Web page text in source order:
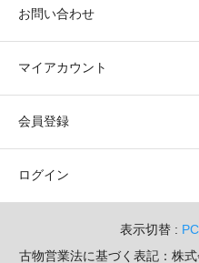
お問い合わせ
マイアカウント
会員登録
ログイン
表示切替 :
古物営業法に基づく表記：株